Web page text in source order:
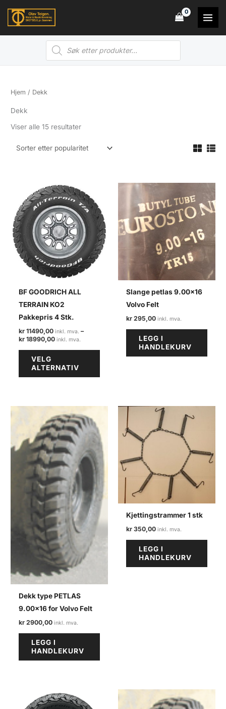
Products
search
Hjem / Dekk
Dekk
Viser alle 15 resultaterSortert
BF GOODRICH ALL
TERRAIN KO2
Pakkepris 4 Stk.
kr 11490,00
–
kr 18990,00
VELG
ALTERNATIV
Dette
har
Alternativene
velges
på
produktsiden
Slange petlas 9.00×16
Volvo Felt
kr 295,00
LEGG I
HANDLEKURV
Dekk type PETLAS
9.00×16 for Volvo Felt
kr 2900,00
LEGG I
HANDLEKURV
Kjettingstrammer 1 stk
kr 350,00
LEGG I
HANDLEKURV